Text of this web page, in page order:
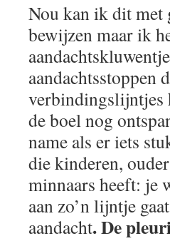
Nou kan ik dit met
bewijzen maar ik
aandachtsstoppen
verbindingslijntjes
de boel nog
name als er iets
die kinderen,
minnaars heeft: je
aan zo’n lijntje
aandacht. De